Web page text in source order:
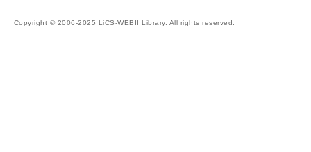
Copyright © 2006-2025 LiCS-WEBII Library. All rights reserved.